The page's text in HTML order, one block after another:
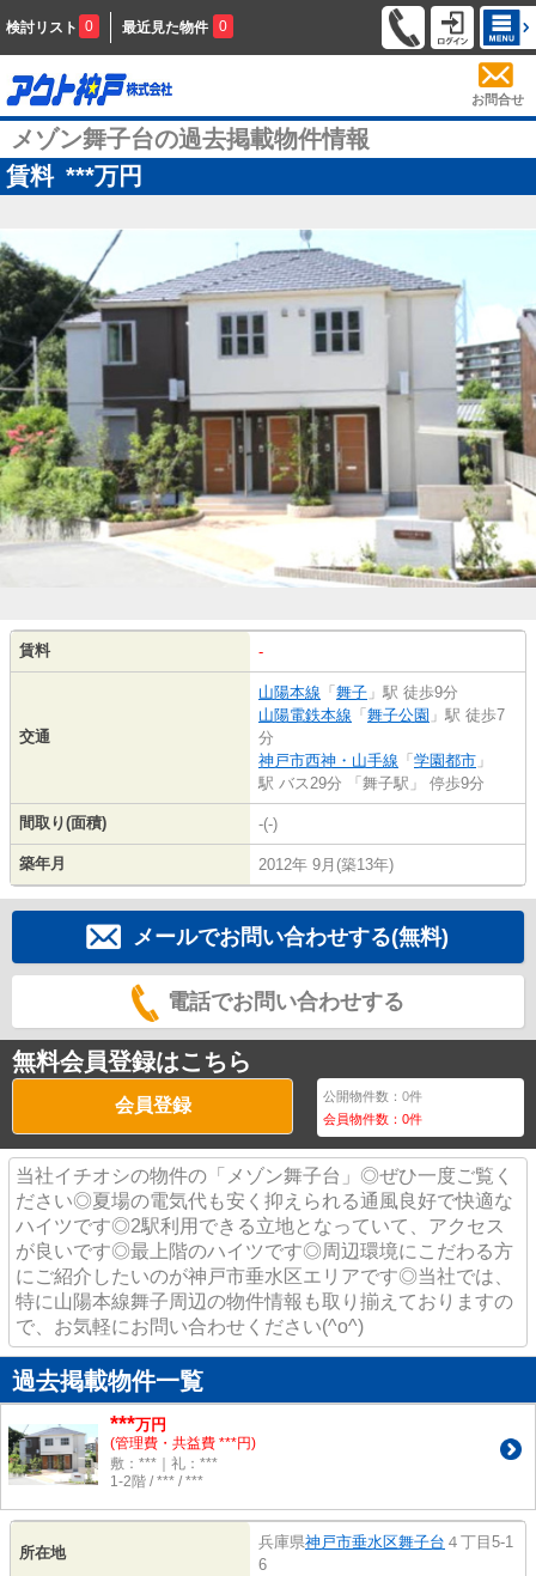
検討リスト 0 最近見た物件 0
お問合せ
メゾン舞子台の過去掲載物件情報
賃料 ***万円
賃料 -
交通
山陽本線 「 舞子 」駅 徒歩9分
山陽電鉄本線 「 舞子公園 」駅 徒歩7
分
神戸市西神・山手線 「 学園都市 」
駅 バス29分 「舞子駅」 停歩9分
間取り(面積) -(-)
築年月 2012年 9月(築13年)
メールでお問い合わせする(無料)
電話でお問い合わせする
無料会員登録はこちら
会員登録 公開物件数：0件
会員物件数：0件
当社イチオシの物件の「メゾン舞子台」◎ぜひ一度ご覧く
ださい◎夏場の電気代も安く抑えられる通風良好で快適な
ハイツです◎2駅利用できる立地となっていて、アクセス
が良いです◎最上階のハイツです◎周辺環境にこだわる方
にご紹介したいのが神戸市垂水区エリアです◎当社では、
特に山陽本線舞子周辺の物件情報も取り揃えておりますの
で、お気軽にお問い合わせください(^o^)
過去掲載物件一覧
***万円
(管理費・共益費 ***円)
敷：***｜礼：***
1-2階 / *** / ***
所在地
兵庫県神戸市垂水区舞子台 ４丁目5-1
6